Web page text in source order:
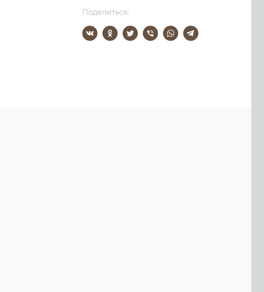
Поделиться: